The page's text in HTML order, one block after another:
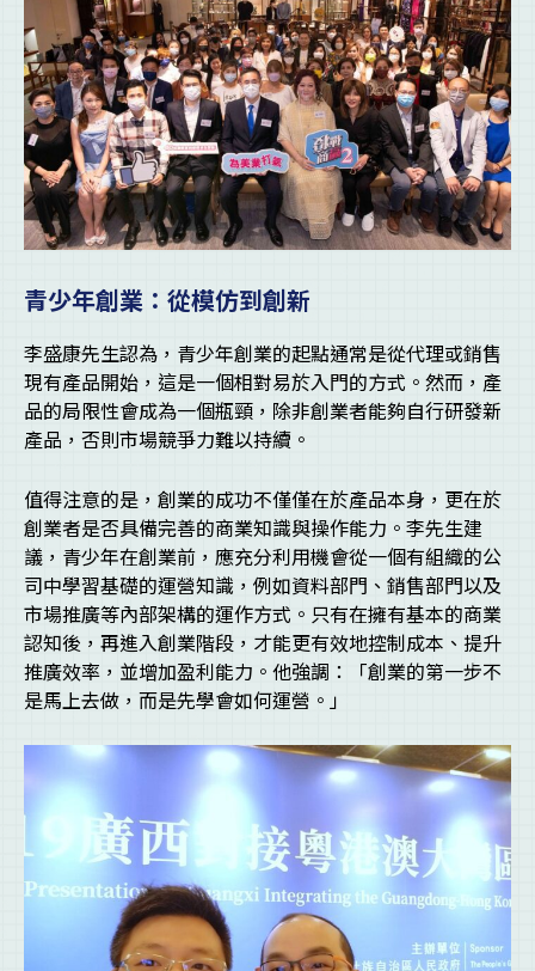
青少年創業：從模仿到創新
李盛康先生認為，青少年創業的起點通常是從代理或銷售
現有產品開始，這是一個相對易於入門的方式。然而，產
品的局限性會成為一個瓶頸，除非創業者能夠自行研發新
產品，否則市場競爭力難以持續。
值得注意的是，創業的成功不僅僅在於產品本身，更在於
創業者是否具備完善的商業知識與操作能力。李先生建
議，青少年在創業前，應充分利用機會從一個有組織的公
司中學習基礎的運營知識，例如資料部門、銷售部門以及
市場推廣等內部架構的運作方式。只有在擁有基本的商業
認知後，再進入創業階段，才能更有效地控制成本、提升
推廣效率，並增加盈利能力。他強調：「創業的第一步不
是馬上去做，而是先學會如何運營。」